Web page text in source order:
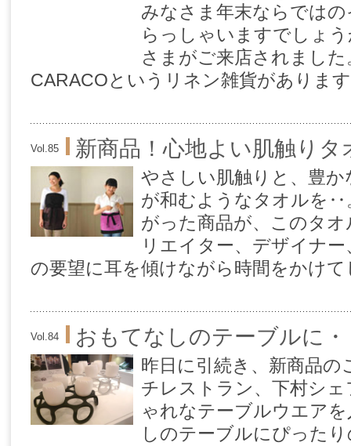
みなさま年末ならでは
らっしゃいますでしょ
さまがご来店されまし
CARACOというリネン雑貨がありま
Vol.85 新商品！心地よい肌触り
やさしい肌触りと、豊
が和むようなタオルを‥
がった商品が、このタ
リエイター、デザイナ
の要望に耳を傾けながら時間をかけ
Vol.84 おもてなしのテーブルに・
昨日に引続き、新商品の
チレストラン、下村シ
ゃれなテーブルウエア
しのテーブルにぴった